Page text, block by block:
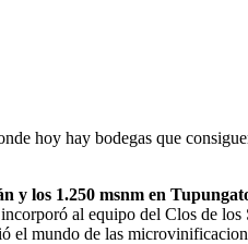
hoy hay bodegas que
y los 1.250 msnm en
al equipo del Clos de los
el mundo de las